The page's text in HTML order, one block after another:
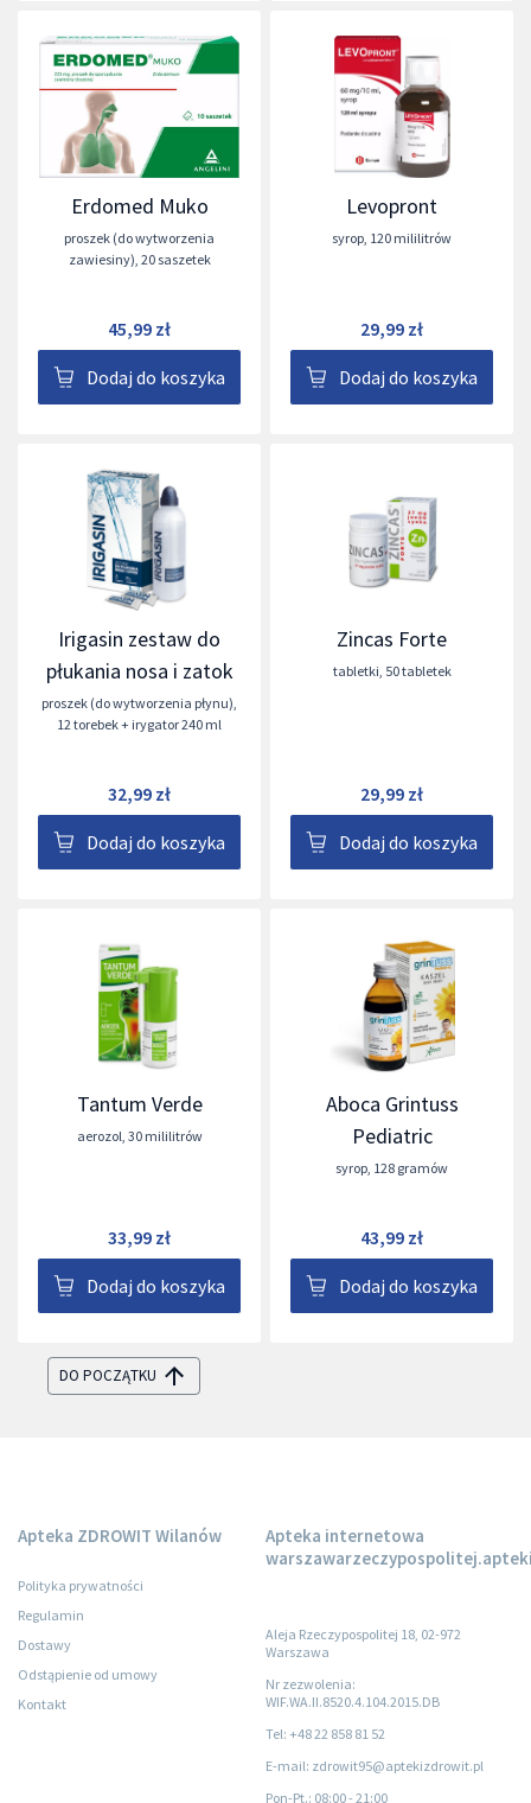
Erdomed Muko
proszek (do wytworzenia
zawiesiny) 20 saszetek
45,99 zł
Dodaj do koszyka
Levopront
syrop 120 mililitrów
29,99 zł
Dodaj do koszyka
Irigasin zestaw do
płukania nosa i zatok
proszek (do wytworzenia płynu)
12 torebek + irygator 240 ml
32,99 zł
Dodaj do koszyka
Zincas Forte
tabletki 50 tabletek
29,99 zł
Dodaj do koszyka
Tantum Verde
aerozol 30 mililitrów
33,99 zł
Dodaj do koszyka
Aboca Grintuss
Pediatric
syrop 128 gramów
43,99 zł
Dodaj do koszyka
DO POCZĄTKU
Apteka ZDROWIT Wilanów
Polityka prywatności
Regulamin
Dostawy
Odstąpienie od umowy
Kontakt
Apteka internetowa
Aleja Rzeczypospolitej 18, 02-972
Warszawa
Nr zezwolenia:
WIF.WA.II.8520.4.104.2015.DB
Tel: +48 22 858 81 52
E-mail: zdrowit95@aptekizdrowit.pl
Pon-Pt.: 08:00 - 21:00